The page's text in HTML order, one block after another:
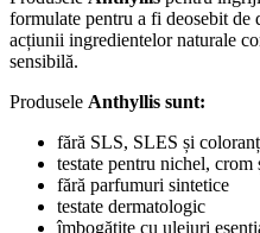
formulate pentru a fi deosebit de
acțiunii ingredientelor naturale
sensibilă.
Produsele Anthyllis sunt:
fără SLS, SLES și
testate pentru nichel, crom
fără parfumuri sintetice
testate dermatologic
îmbogățite cu uleiuri